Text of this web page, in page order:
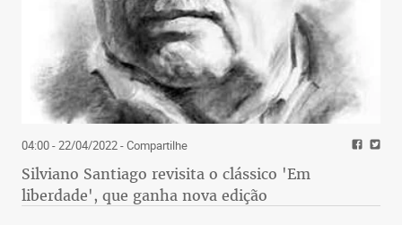
04:00 - 22/04/2022- Compartilhe
Silviano Santiago revisita o clássico 'Em
liberdade', que ganha nova edição